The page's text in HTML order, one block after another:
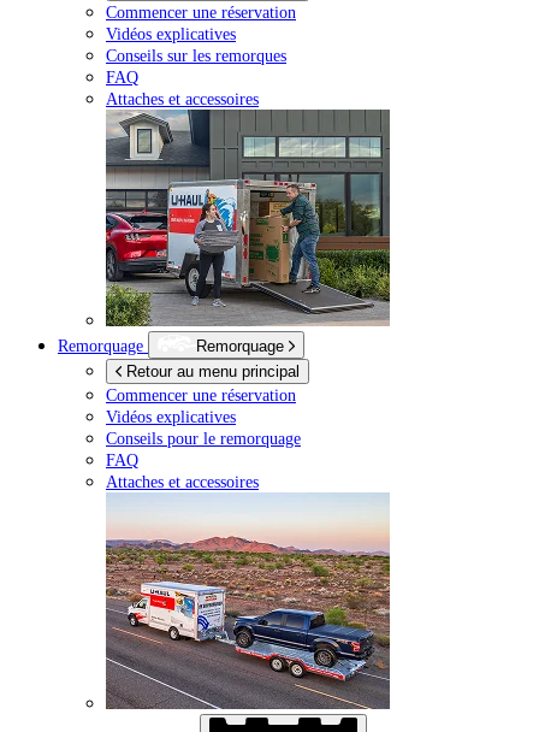
Commencer une réservation
Vidéos explicatives
Conseils sur les remorques
FAQ
Attaches et accessoires
Remorquage
Remorquage
Retour au menu principal
Commencer une réservation
Vidéos explicatives
Conseils pour le remorquage
FAQ
Attaches et accessoires